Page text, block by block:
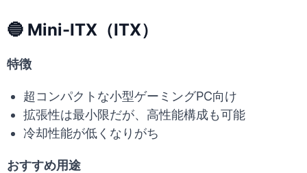
🔵 Mini-ITX（ITX）
特徴
超コンパクトな小型ゲーミングPC向け
拡張性は最小限だが、高性能構成も可能
冷却性能が低くなりがち
おすすめ用途